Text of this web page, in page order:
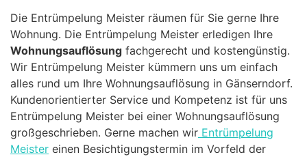
Die Entrümpelung Meister räumen für Sie gerne Ihre
Wohnung. Die Entrümpelung Meister erledigen Ihre
Wohnungsauflösung fachgerecht und kostengünstig.
Wir Entrümpelung Meister kümmern uns um einfach
alles rund um Ihre Wohnungsauflösung in Gänserndorf.
Kundenorientierter Service und Kompetenz ist für uns
Entrümpelung Meister bei einer Wohnungsauflösung
großgeschrieben. Gerne machen wir Entrümpelung
Meister einen Besichtigungstermin im Vorfeld der